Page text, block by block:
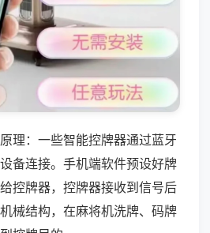
理：一些智能控牌器通过蓝牙
备连接。手机端软件预设好牌
控牌器，控牌器接收到信号后
械结构，在麻将机洗牌、码牌